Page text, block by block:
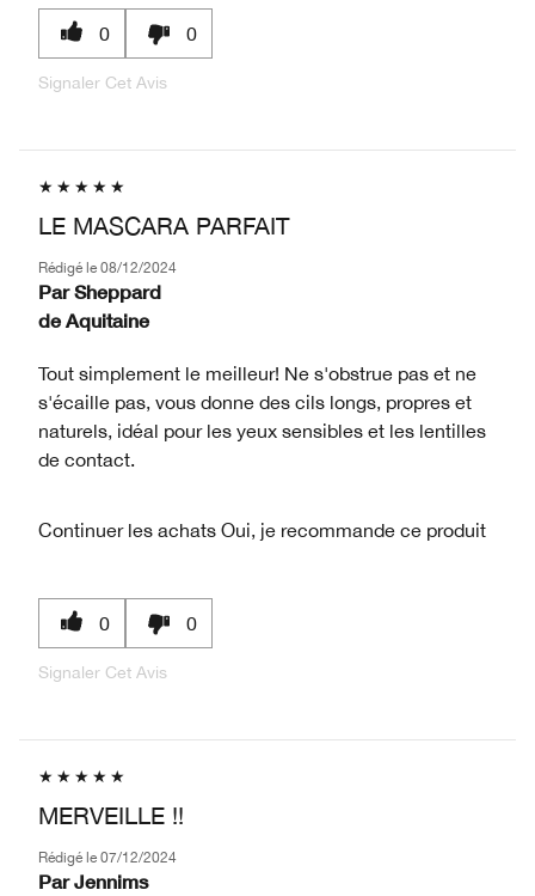
0 0
Signaler Cet Avis
LE MASCARA PARFAIT
Rédigé le 08/12/2024
Par Sheppard
de Aquitaine
Tout simplement le meilleur! Ne s'obstrue pas et ne
s'écaille pas, vous donne des cils longs, propres et
naturels, idéal pour les yeux sensibles et les lentilles
de contact.
Continuer les achats Oui, je recommande ce produit
0 0
Signaler Cet Avis
MERVEILLE !!
Rédigé le 07/12/2024
Par Jennims